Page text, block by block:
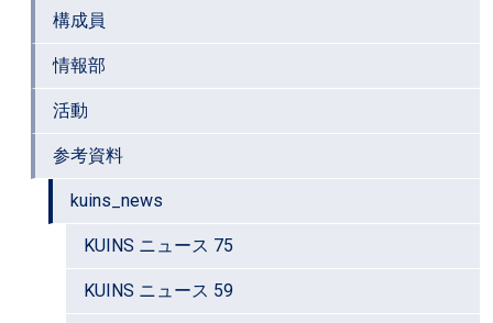
構成員
情報部
活動
参考資料
kuins_news
KUINS ニュース 75
KUINS ニュース 59